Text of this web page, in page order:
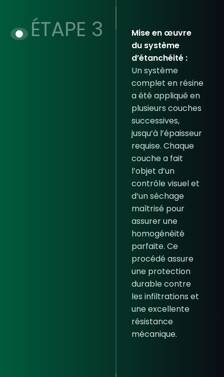
ÉTAPE 3
Mise en œuvre
du système
d’étanchéité :
Un système
complet en résine
a été appliqué en
plusieurs couches
successives,
jusqu’à l’épaisseur
requise. Chaque
couche a fait
l’objet d’un
contrôle visuel et
d’un séchage
maîtrisé pour
assurer une
homogénéité
parfaite. Ce
procédé assure
une protection
durable contre
les infiltrations et
une excellente
résistance
mécanique.